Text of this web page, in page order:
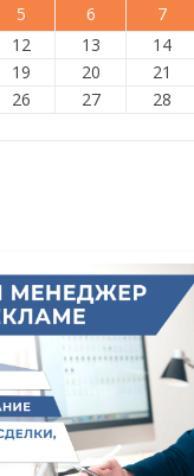
5 6 7
12 13 14
19 20 21
26 27 28